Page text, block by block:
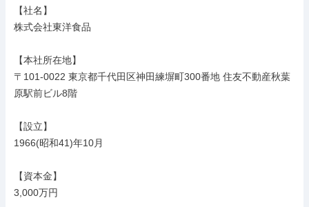
【社名】
株式会社東洋食品
【本社所在地】
〒101-0022 東京都千代田区神田練塀町300番地 住友不動産秋葉
原駅前ビル8階
【設立】
1966(昭和41)年10月
【資本金】
3,000万円